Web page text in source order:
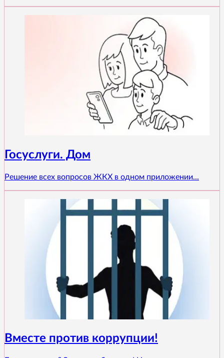
Госуслуги. Дом
Решение всех вопросов ЖКХ в одном приложении...
Вместе против коррупции!